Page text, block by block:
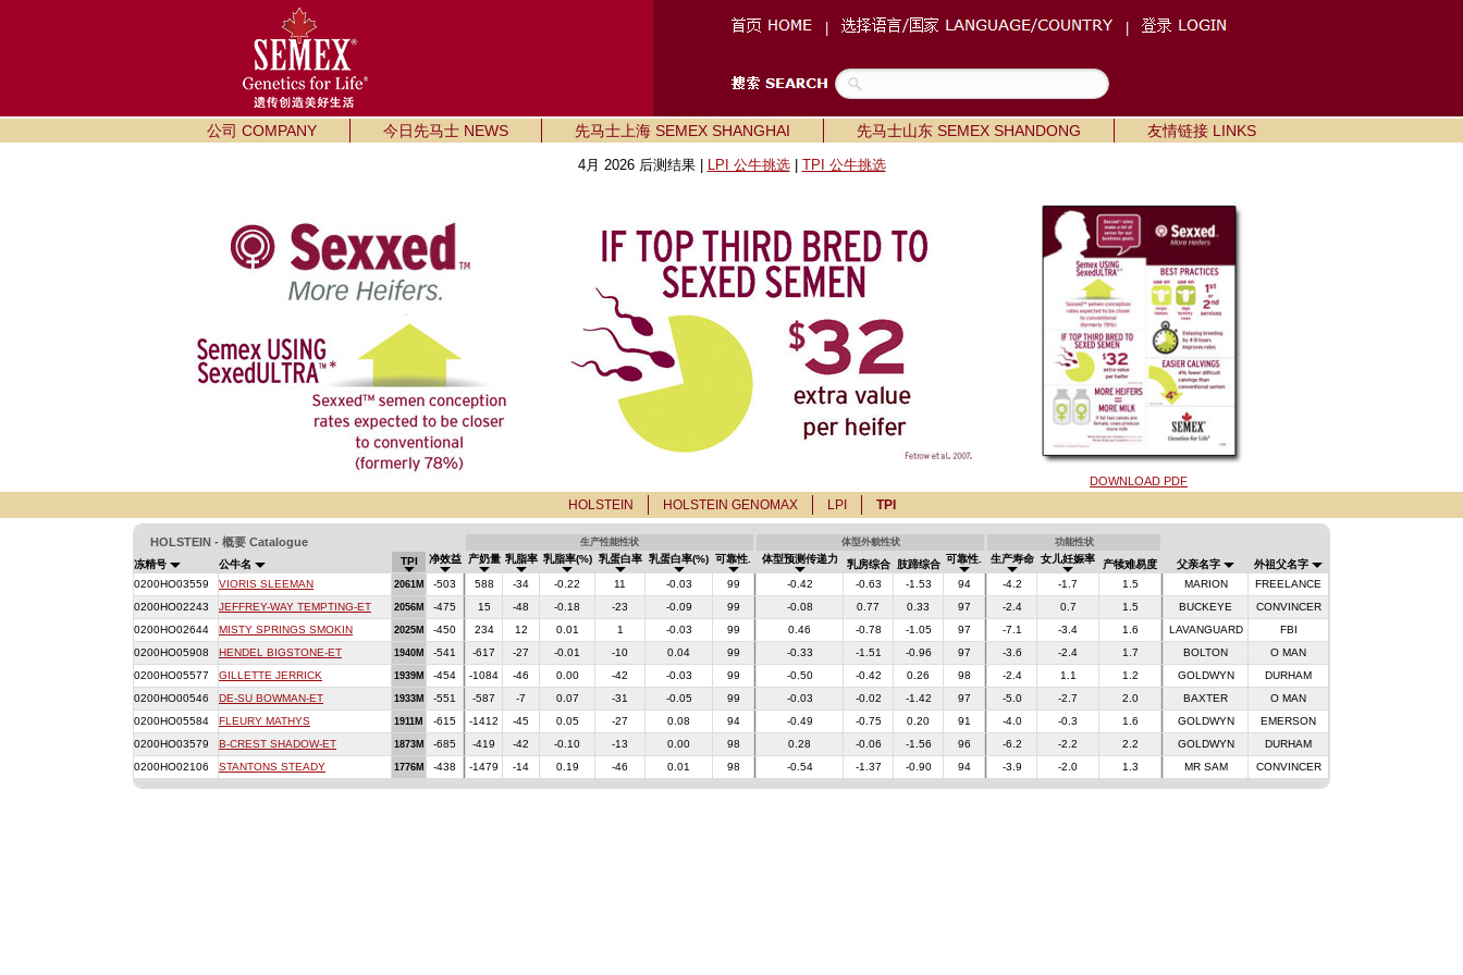
公司 COMPANY 今日先马士 NEWS 先马士上海 SEMEX SHANGHAI 先马士山东 SEMEX SHANDONG 友情链接 LINKS
4月 2026 后测结果 | LPI 公牛挑选| TPI 公牛挑选
DOWNLOAD PDF
HOLSTEIN HOLSTEIN GENOMAX LPI TPI
HOLSTEIN - 概要 Catalogue 生产性能性状 体型外貌性状 功能性状
冻精号 公牛名 TPI 净效益 产奶量 乳脂率 乳脂率(%) 乳蛋白率 乳蛋白率(%) 可靠性. 体型预测传递力 乳房综合 肢蹄综合 可靠性. 生产寿命 女儿妊娠率 产犊难易度 父亲名字
外祖父名字
0200HO03559
VIORIS SLEEMAN 2061M -503 588 -34 -0.22 11 -0.03 99 -0.42 -0.63 -1.53 94 -4.2 -1.7 1.5 MARION
FREELANCE
0200HO02243
JEFFREY-WAY TEMPTING-ET 2056M -475 15 -48 -0.18 -23 -0.09 99 -0.08 0.77 0.33 97 -2.4 0.7 1.5 BUCKEYE
CONVINCER
0200HO02644
MISTY SPRINGS SMOKIN 2025M -450 234 12 0.01 1 -0.03 99 0.46 -0.78 -1.05 97 -7.1 -3.4 1.6 LAVANGUARD
FBI
0200HO05908
HENDEL BIGSTONE-ET 1940M -541 -617 -27 -0.01 -10 0.04 99 -0.33 -1.51 -0.96 97 -3.6 -2.4 1.7 BOLTON
O MAN
0200HO05577
GILLETTE JERRICK 1939M -454 -1084 -46 0.00 -42 -0.03 99 -0.50 -0.42 0.26 98 -2.4 1.1 1.2 GOLDWYN
DURHAM
0200HO00546
DE-SU BOWMAN-ET 1933M -551 -587 -7 0.07 -31 -0.05 99 -0.03 -0.02 -1.42 97 -5.0 -2.7 2.0 BAXTER
O MAN
0200HO05584
FLEURY MATHYS 1911M -615 -1412 -45 0.05 -27 0.08 94 -0.49 -0.75 0.20 91 -4.0 -0.3 1.6 GOLDWYN
EMERSON
0200HO03579
B-CREST SHADOW-ET 1873M -685 -419 -42 -0.10 -13 0.00 98 0.28 -0.06 -1.56 96 -6.2 -2.2 2.2 GOLDWYN
DURHAM
0200HO02106
STANTONS STEADY 1776M -438 -1479 -14 0.19 -46 0.01 98 -0.54 -1.37 -0.90 94 -3.9 -2.0 1.3 MR SAM CONVINCER